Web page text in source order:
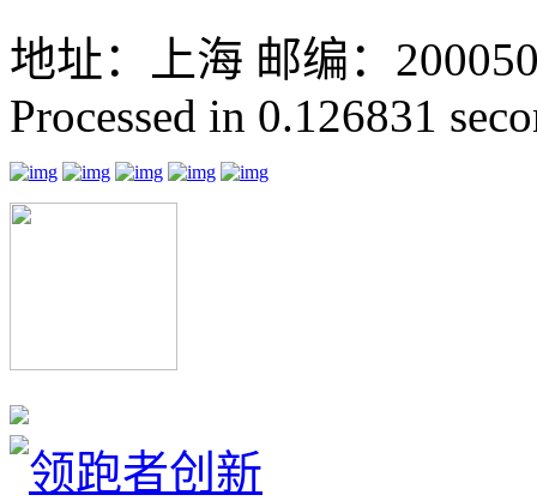
地址：上海 邮编：
Processed in 0.126831